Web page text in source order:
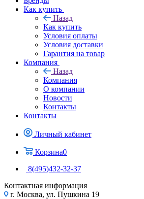
Как купить
Назад
Как купить
Условия оплаты
Условия доставки
Гарантия на товар
Компания
Назад
Компания
О компании
Новости
Контакты
Контакты
Личный кабинет
Корзина0
8(495)432-32-37
Контактная информация
г. Москва, ул. Пушкина 19